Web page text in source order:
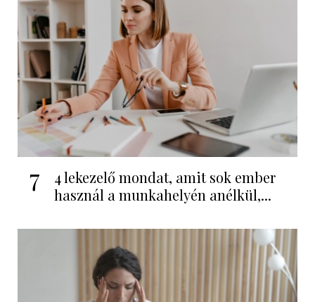
7
4 lekezelő mondat, amit sok ember
használ a munkahelyén anélkül,...